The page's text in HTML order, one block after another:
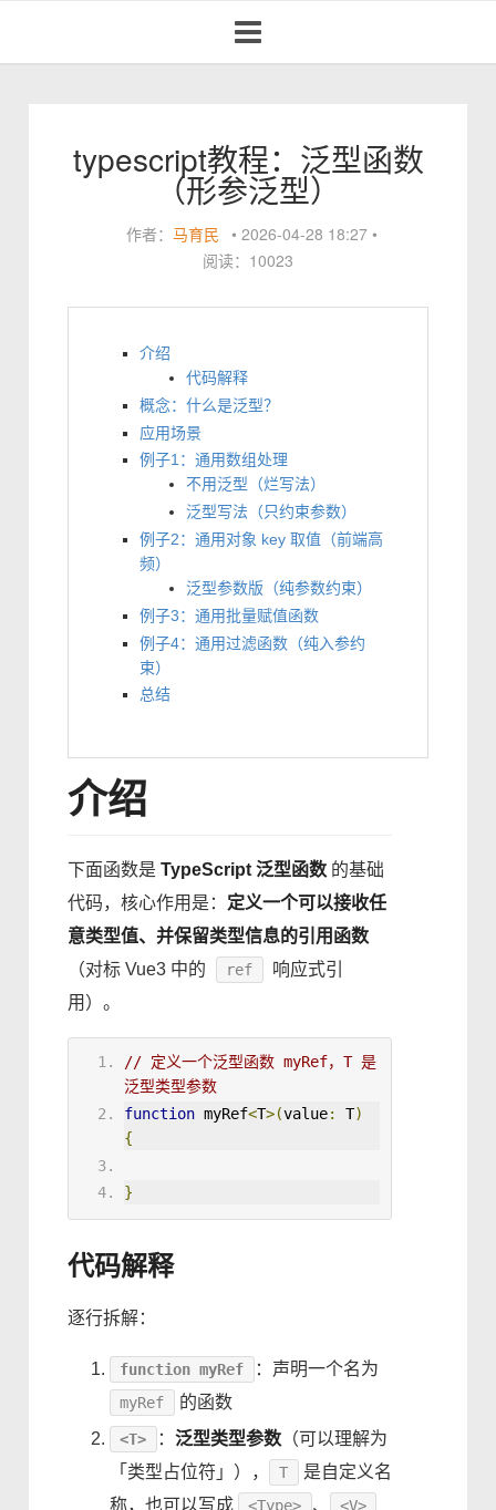
navigation
typescript教程：泛型函数
（形参泛型）
作者： 马育民 • 2026-04-28 18:27 •
阅读：10023
介绍
代码解释
概念：什么是泛型？
应用场景
例子1：通用数组处理
不用泛型（烂写法）
泛型写法（只约束参数）
例子2：通用对象 key 取值（前端高
频）
泛型参数版（纯参数约束）
例子3：通用批量赋值函数
例子4：通用过滤函数（纯入参约
束）
总结
介绍
下面函数是TypeScript 泛型函数 的基础
代码，核心作用是： 定义一个可以接收任
意类型值、并保留类型信息的引用函数
（对标 Vue3 中的
ref
响应式引
用）。
// 定义一个泛型函数 myRef，T 是
泛型类型参数
function myRef<T>(value: T)
{
}
代码解释
逐行拆解：
function myRef ：声明一个名为
myRef 的函数
<T> ： 泛型类型参数（可以理解为
「类型占位符」），
T
是自定义名
称，也可以写成
<Type> 、 <V>